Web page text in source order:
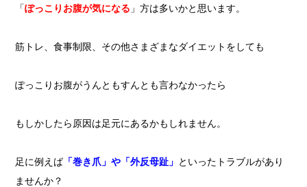
「ぽっこりお腹が気になる 」方は多いかと思います。
筋トレ、食事制限、その他さまざまなダイエットをしても
ぽっこりお腹がうんともすんとも言わなかったら
もしかしたら原因は足元にあるかもしれません。
足に例えば「巻き爪」や「外反母趾」 といったトラブルがあり
ませんか？